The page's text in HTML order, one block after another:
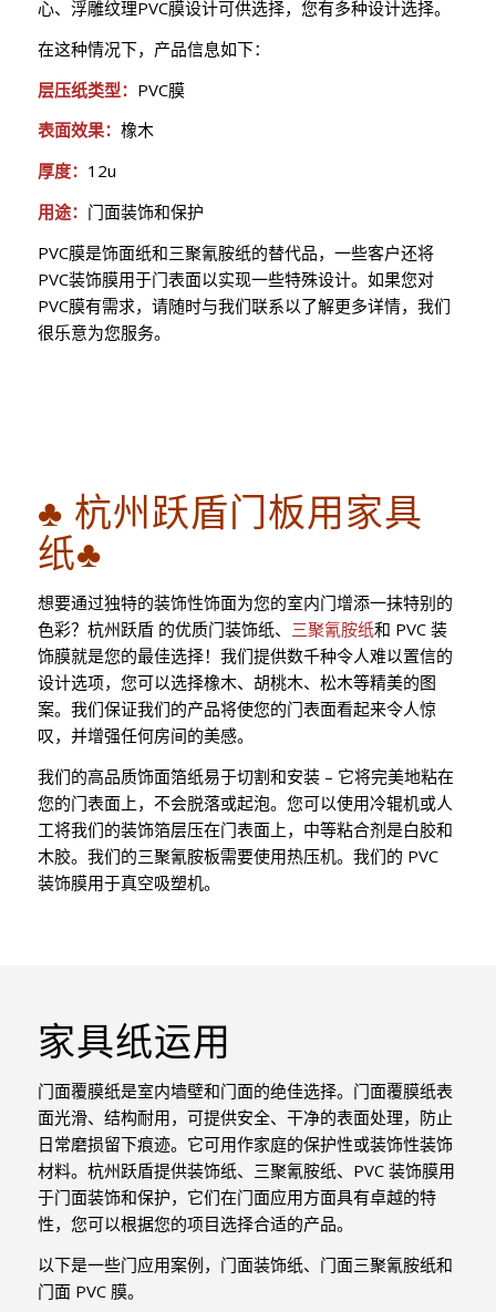
心、浮雕纹理PVC膜设计可供选择，您有多种设计选择。
在这种情况下，产品信息如下：
层压纸类型： PVC膜
表面效果： 橡木
厚度： 12u
用途： 门面装饰和保护
PVC膜是饰面纸和三聚氰胺纸的替代品，一些客户还将
PVC装饰膜用于门表面以实现一些特殊设计。如果您对
PVC膜有需求，请随时与我们联系以了解更多详情，我们
很乐意为您服务。
♣ 杭州跃盾门板用家具
纸♣
想要通过独特的装饰性饰面为您的室内门增添一抹特别的
色彩？杭州跃盾 的优质门装饰纸、 三聚氰胺纸和 PVC 装
饰膜就是您的最佳选择！我们提供数千种令人难以置信的
设计选项，您可以选择橡木、胡桃木、松木等精美的图
案。我们保证我们的产品将使您的门表面看起来令人惊
叹，并增强任何房间的美感。
我们的高品质饰面箔纸易于切割和安装 – 它将完美地粘在
您的门表面上，不会脱落或起泡。您可以使用冷辊机或人
工将我们的装饰箔层压在门表面上，中等粘合剂是白胶和
木胶。我们的三聚氰胺板需要使用热压机。我们的 PVC
装饰膜用于真空吸塑机。
家具纸运用
门面覆膜纸是室内墙壁和门面的绝佳选择。门面覆膜纸表
面光滑、结构耐用，可提供安全、干净的表面处理，防止
日常磨损留下痕迹。它可用作家庭的保护性或装饰性装饰
材料。杭州跃盾提供装饰纸、三聚氰胺纸、PVC 装饰膜用
于门面装饰和保护，它们在门面应用方面具有卓越的特
性，您可以根据您的项目选择合适的产品。
以下是一些门应用案例，门面装饰纸、门面三聚氰胺纸和
门面 PVC 膜。